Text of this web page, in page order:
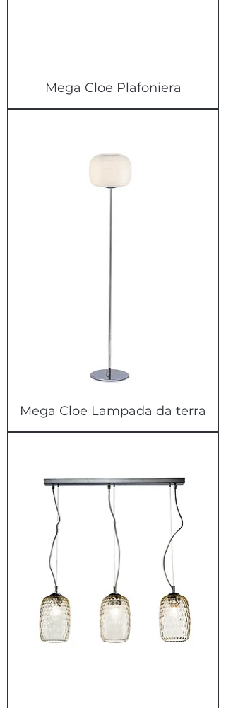
Mega Cloe Plafoniera
Mega Cloe Lampada da terra